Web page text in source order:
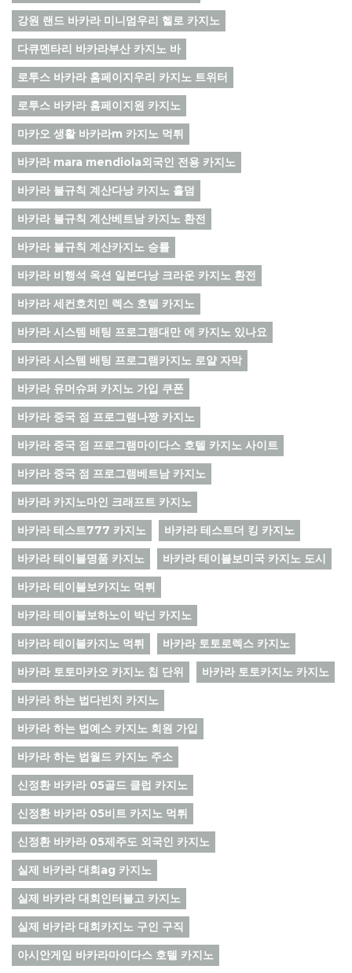
강원 랜드 바카라 미니멈우리 헬로 카지노
다큐멘타리 바카라부산 카지노 바
로투스 바카라 홈페이지우리 카지노 트위터
로투스 바카라 홈페이지원 카지노
마카오 생활 바카라m 카지노 먹튀
바카라 mara mendiola외국인 전용 카지노
바카라 불규칙 계산다낭 카지노 홀덤
바카라 불규칙 계산베트남 카지노 환전
바카라 불규칙 계산카지노 승률
바카라 비행석 옥션 일본다낭 크라운 카지노 환전
바카라 세컨호치민 렉스 호텔 카지노
바카라 시스템 배팅 프로그램대만 에 카지노 있나요
바카라 시스템 배팅 프로그램카지노 로얄 자막
바카라 유머슈퍼 카지노 가입 쿠폰
바카라 중국 점 프로그램나짱 카지노
바카라 중국 점 프로그램마이다스 호텔 카지노 사이트
바카라 중국 점 프로그램베트남 카지노
바카라 카지노마인 크래프트 카지노
바카라 테스트777 카지노
바카라 테스트더 킹 카지노
바카라 테이블명품 카지노
바카라 테이블보미국 카지노 도시
바카라 테이블보카지노 먹튀
바카라 테이블보하노이 박닌 카지노
바카라 테이블카지노 먹튀
바카라 토토로렉스 카지노
바카라 토토마카오 카지노 칩 단위
바카라 토토카지노 카지노
바카라 하는 법다빈치 카지노
바카라 하는 법예스 카지노 회원 가입
바카라 하는 법월드 카지노 주소
신정환 바카라 05골드 클럽 카지노
신정환 바카라 05비트 카지노 먹튀
신정환 바카라 05제주도 외국인 카지노
실제 바카라 대회ag 카지노
실제 바카라 대회인터불고 카지노
실제 바카라 대회카지노 구인 구직
아시안게임 바카라마이다스 호텔 카지노